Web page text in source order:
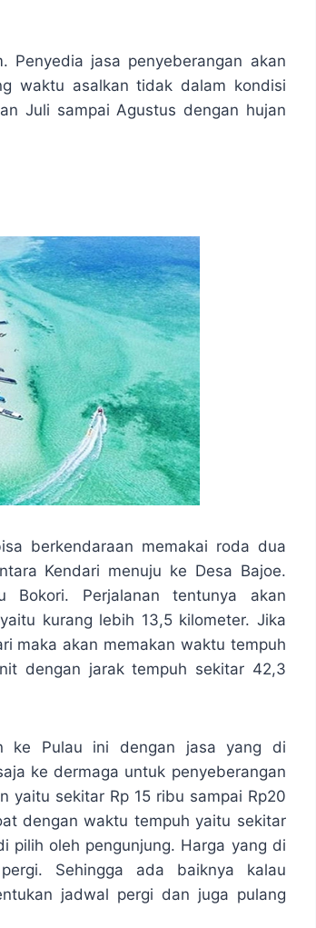
Penyedia jasa penyeberangan akan
waktu asalkan tidak dalam kondisi
Juli sampai Agustus dengan hujan
berkendaraan memakai roda dua
Kendari menuju ke Desa Bajoe.
Bokori. Perjalanan tentunya akan
kurang lebih 13,5 kilometer. Jika
maka akan memakan waktu tempuh
dengan jarak tempuh sekitar 42,3
ke Pulau ini dengan jasa yang di
ke dermaga untuk penyeberangan
yaitu sekitar Rp 15 ribu sampai Rp20
dengan waktu tempuh yaitu sekitar
pilih oleh pengunjung. Harga yang di
Sehingga ada baiknya kalau
jadwal pergi dan juga pulang